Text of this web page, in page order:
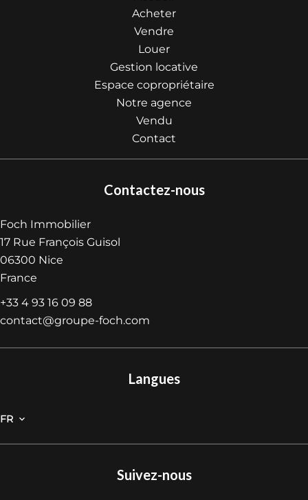
Acheter
Vendre
Louer
Gestion locative
Espace copropriétaire
Notre agence
Vendu
Contact
Contactez-nous
Foch Immobilier
17 Rue François Guisol
06300 Nice
France
+33 4 93 16 09 88
contact@groupe-foch.com
Langues
FR
Suivez-nous